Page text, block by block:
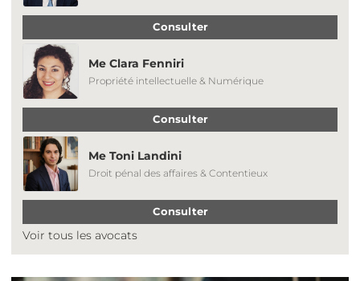
Consulter
Me Clara Fenniri
Propriété intellectuelle & Numérique
Consulter
Me Toni Landini
Droit pénal des affaires & Contentieux
Consulter
Voir tous les avocats